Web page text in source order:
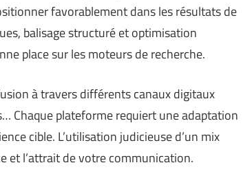
favorablement dans les résultats de
balisage structuré et optimisation
place sur les moteurs de recherche.
à travers différents canaux digitaux
Chaque plateforme requiert une adaptation
cible. L’utilisation judicieuse d’un mix
et l’attrait de votre communication.